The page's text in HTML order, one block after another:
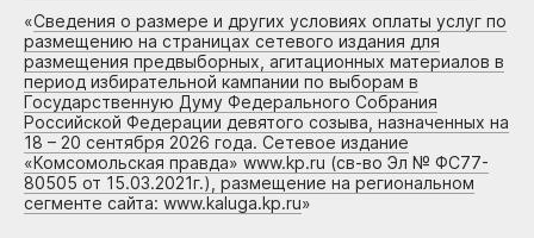
«Сведения о размере и других условиях оплаты услуг по
размещению на страницах сетевого издания для
размещения предвыборных, агитационных материалов в
период избирательной кампании по выборам в
Государственную Думу Федерального Собрания
Российской Федерации девятого созыва, назначенных на
18 – 20 сентября 2026 года. Сетевое издание
«Комсомольская правда» www.kp.ru (св-во Эл № ФС77-
80505 от 15.03.2021г.), размещение на региональном
сегменте сайта: www.kaluga.kp.ru»